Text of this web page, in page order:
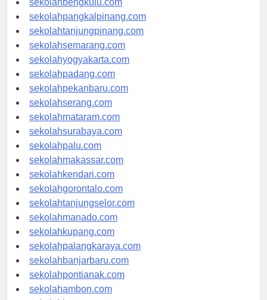
sekolahbengkulu.com
sekolahpangkalpinang.com
sekolahtanjungpinang.com
sekolahsemarang.com
sekolahyogyakarta.com
sekolahpadang.com
sekolahpekanbaru.com
sekolahserang.com
sekolahmataram.com
sekolahsurabaya.com
sekolahpalu.com
sekolahmakassar.com
sekolahkendari.com
sekolahgorontalo.com
sekolahtanjungselor.com
sekolahmanado.com
sekolahkupang.com
sekolahpalangkaraya.com
sekolahbanjarbaru.com
sekolahpontianak.com